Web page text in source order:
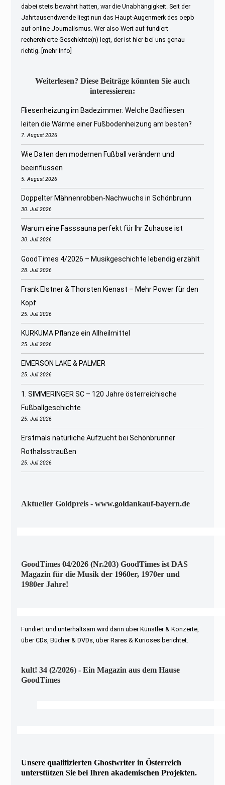
dabei stets bewahrt hatten, war die Unabhängigkeit. Seit der
Jahrtausendwende liegt nun das Haupt-Augenmerk des oepb
auf online-Journalismus. Wer also Wert auf fundiert
recherchierte Geschichte(n) legt, der ist hier bei uns genau
richtig. [mehr Info]
Weiterlesen? Diese Beiträge könnten Sie auch
interessieren:
Fliesenheizung im Badezimmer: Welche Badfliesen
leiten die Wärme einer Fußbodenheizung am besten?
7. August 2026
Wie Daten den modernen Fußball verändern und
beeinflussen
5. August 2026
Doppelter Mähnenrobben-Nachwuchs in Schönbrunn
30. Juli 2026
Warum eine Fasssauna perfekt für Ihr Zuhause ist
30. Juli 2026
GoodTimes 4/2026 – Musikgeschichte lebendig erzählt
28. Juli 2026
Frank Elstner & Thorsten Kienast – Mehr Power für den
Kopf
25. Juli 2026
KURKUMA Pflanze ein Allheilmittel
25. Juli 2026
EMERSON LAKE & PALMER
25. Juli 2026
1. SIMMERINGER SC – 120 Jahre österreichische
Fußballgeschichte
25. Juli 2026
Erstmals natürliche Aufzucht bei Schönbrunner
Rothalsstraußen
25. Juli 2026
Aktueller Goldpreis - www.goldankauf-bayern.de
GoodTimes 04/2026 (Nr.203) GoodTimes ist DAS
Magazin für die Musik der 1960er, 1970er und
1980er Jahre!
Fundiert und unterhaltsam wird darin über Künstler & Konzerte,
über CDs, Bücher & DVDs, über Rares & Kurioses berichtet.
kult! 34 (2/2026) - Ein Magazin aus dem Hause
GoodTimes
Unsere qualifizierten Ghostwriter in Österreich
unterstützen Sie bei Ihren akademischen Projekten.